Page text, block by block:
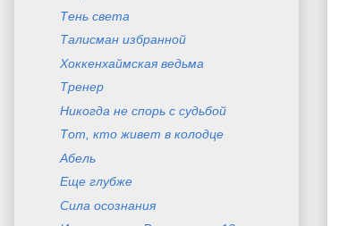
Тень света
Талисман избранной
Хоккенхаймская ведьма
Тренер
Никогда не спорь с судьбой
Тот, кто живет в колодце
Абель
Еще глубже
Сила осознания